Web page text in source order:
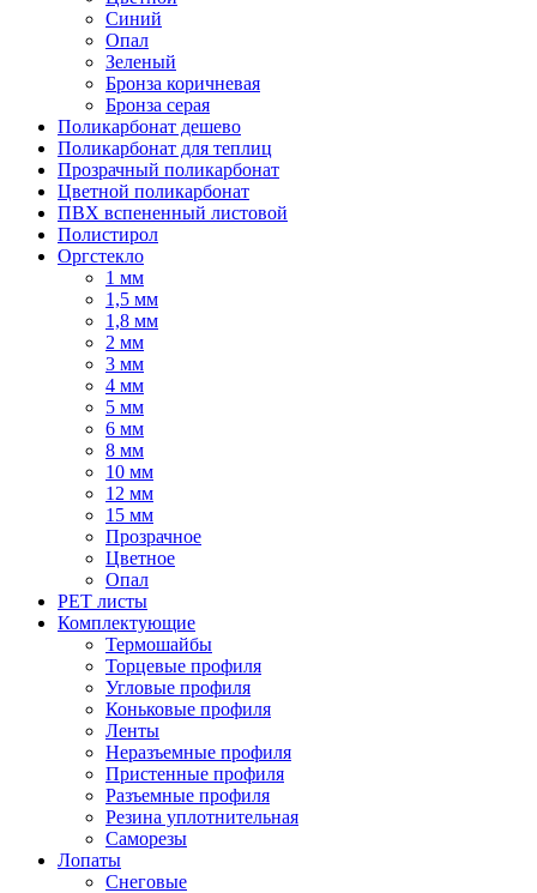
Синий
Опал
Зеленый
Бронза коричневая
Бронза серая
Поликарбонат дешево
Поликарбонат для теплиц
Прозрачный поликарбонат
Цветной поликарбонат
ПВХ вспененный листовой
Полистирол
Оргстекло
1 мм
1,5 мм
1,8 мм
2 мм
3 мм
4 мм
5 мм
6 мм
8 мм
10 мм
12 мм
15 мм
Прозрачное
Цветное
Опал
PET листы
Комплектующие
Термошайбы
Торцевые профиля
Угловые профиля
Коньковые профиля
Ленты
Неразъемные профиля
Пристенные профиля
Разъемные профиля
Резина уплотнительная
Саморезы
Лопаты
Снеговые